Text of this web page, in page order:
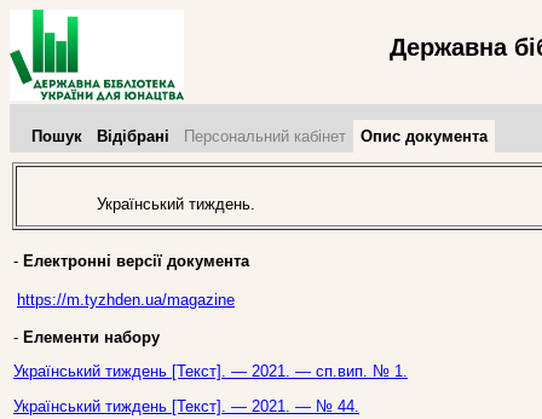
Державна
Пошук Відібрані Персональний кабінет Опис документа
Український тиждень.
- Електронні версії документа
https://m.tyzhden.ua/magazine
- Елементи набору
Український тиждень [Текст]. — 2021. — сп.вип. № 1.
Український тиждень [Текст]. — 2021. — № 44.